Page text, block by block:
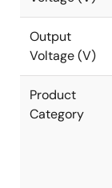
Output
Voltage (V)
Product
Category